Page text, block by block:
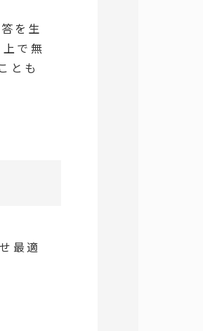
を生
で無
とも
最適